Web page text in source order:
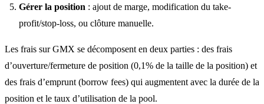
Gérer la position : ajout de marge, modification du take-
profit/stop-loss, ou clôture manuelle.
Les frais sur GMX se décomposent en deux parties : des frais
d’ouverture/fermeture de position (0,1% de la taille de la position) et
des frais d’emprunt (borrow fees) qui augmentent avec la durée de la
position et le taux d’utilisation de la pool.